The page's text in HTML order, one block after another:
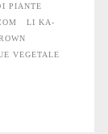
PIANTE
LI KA-
VEGETALE